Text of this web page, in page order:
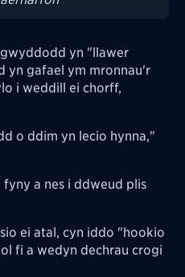
yn "llawer
yn gafael ym mronnau'r
i weddill ei chorff,
o ddim yn lecio hynna,"
a nes i ddweud plis
ei atal, cyn iddo "hookio
fi a wedyn dechrau crogi